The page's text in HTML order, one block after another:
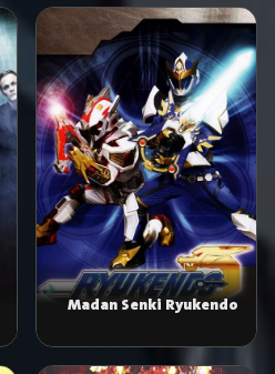
Madan Senki Ryukendo